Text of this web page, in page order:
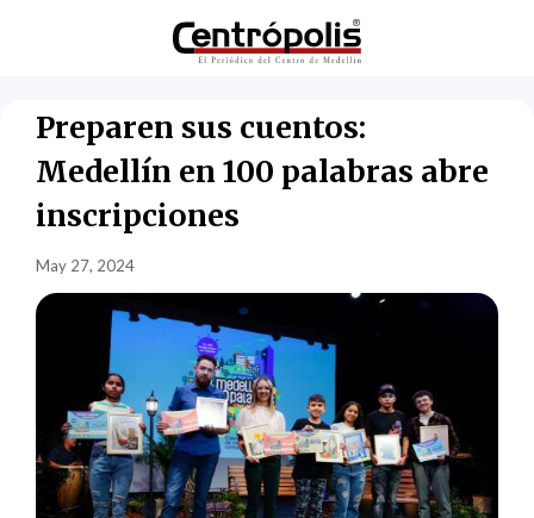
Preparen sus cuentos:
Medellín en 100 palabras abre
inscripciones
May 27, 2024